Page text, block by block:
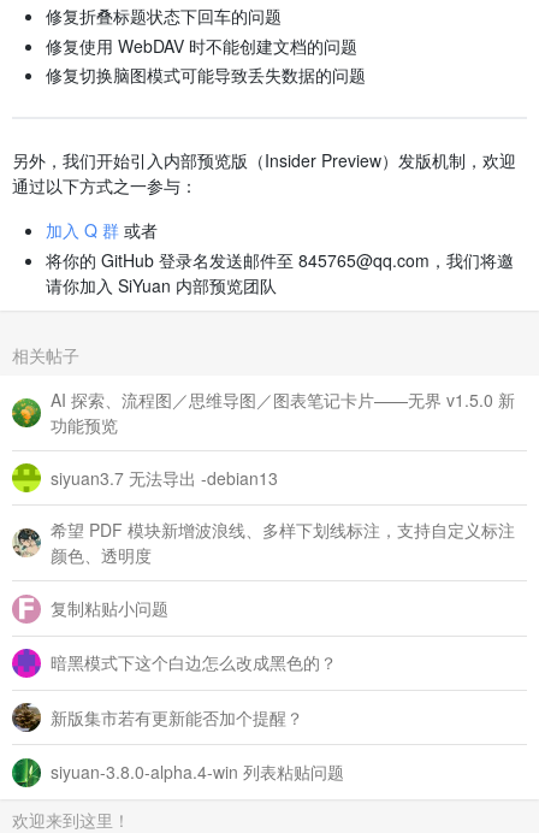
修复折叠标题状态下回车的问题
修复使用 WebDAV 时不能创建文档的问题
修复切换脑图模式可能导致丢失数据的问题
另外，我们开始引入内部预览版（Insider Preview）发版机制，欢迎
通过以下方式之一参与：
加入 Q 群 或者
将你的 GitHub 登录名发送邮件至 845765@qq.com，我们将邀
请你加入 SiYuan 内部预览团队
相关帖子
AI 探索、流程图／思维导图／图表笔记卡片——无界 v1.5.0 新
功能预览
siyuan3.7 无法导出 -debian13
希望 PDF 模块新增波浪线、多样下划线标注，支持自定义标注
颜色、透明度
复制粘贴小问题
暗黑模式下这个白边怎么改成黑色的？
新版集市若有更新能否加个提醒？
siyuan-3.8.0-alpha.4-win 列表粘贴问题
欢迎来到这里！